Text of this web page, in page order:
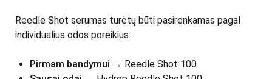
Reedle Shot serumas turėtų būti pasirenkamas pagal
individualius odos poreikius:
Pirmam bandymui → Reedle Shot 100